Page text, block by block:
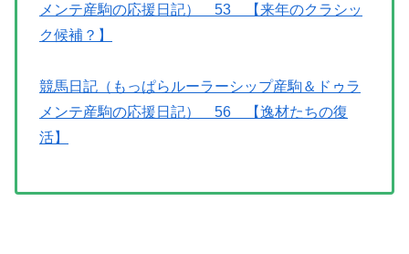
メンテ産駒の応援日記） 53 【来年のクラシッ
ク候補？】
競馬日記（もっぱらルーラーシップ産駒＆ドゥラ
メンテ産駒の応援日記） 56 【逸材たちの復
活】